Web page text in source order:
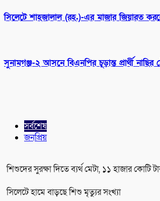
সিলেটে শাহজালাল (রহ.)-এর মাজার জিয়ারত
সুনামগঞ্জ-২ আসনে বিএনপির চূড়ান্ত প্রার্থী নাছির
সর্বশেষ
জনপ্রিয়
শিশুদের সুরক্ষা দিতে ব্যর্থ মেটা, ১১ হাজার কোটি
সিলেটে হামে বাড়ছে শিশু মৃত্যুর সংখ্যা